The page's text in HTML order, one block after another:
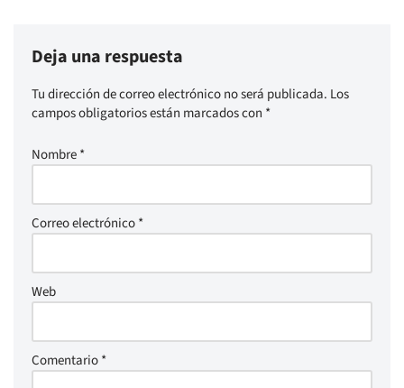
Deja una respuesta
Tu dirección de correo electrónico no será publicada. Los
campos obligatorios están marcados con *
Nombre*
Correo electrónico*
Web
Comentario*